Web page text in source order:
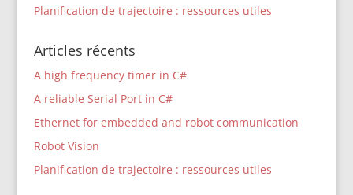
Planification de trajectoire : ressources utiles
Articles récents
A high frequency timer in C#
A reliable Serial Port in C#
Ethernet for embedded and robot communication
Robot Vision
Planification de trajectoire : ressources utiles